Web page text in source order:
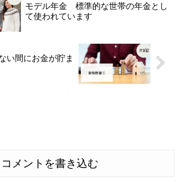
モデル年金 標準的な世帯の年金とし
て使われています
間にお金が貯ま
コメントを書き込む